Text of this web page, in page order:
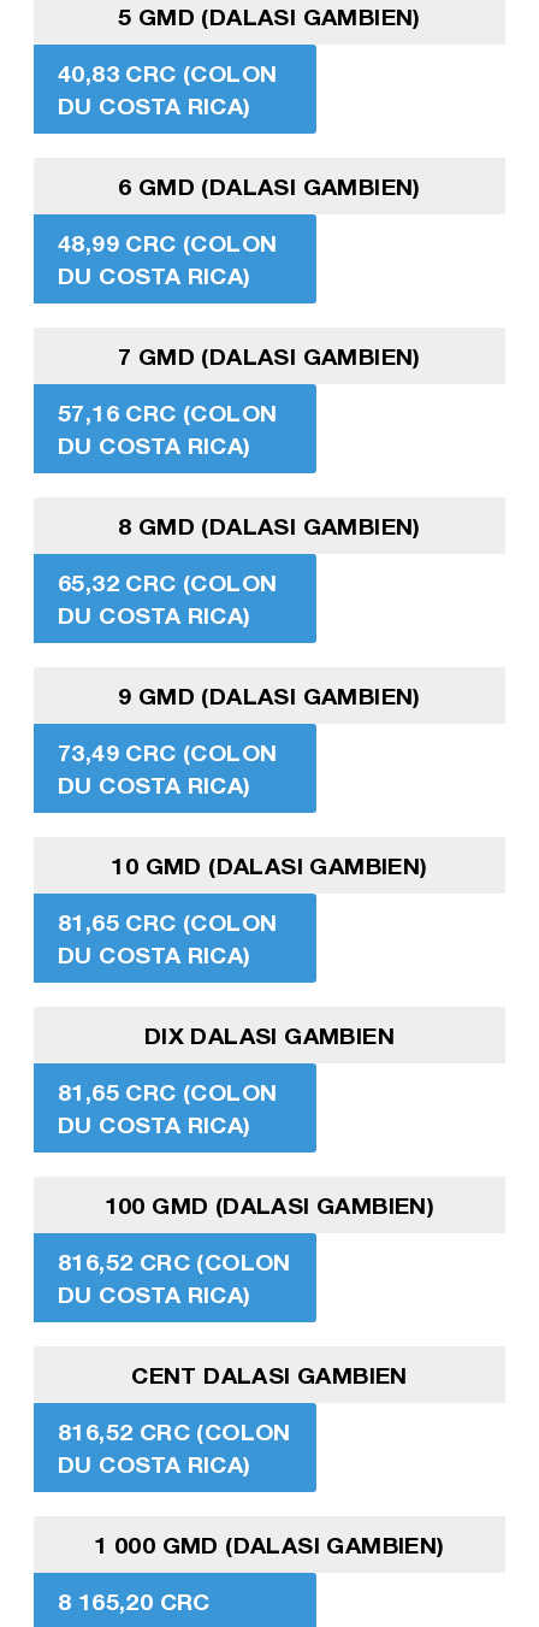
5 GMD (DALASI GAMBIEN)
40,83 CRC (COLON
DU COSTA RICA)
6 GMD (DALASI GAMBIEN)
48,99 CRC (COLON
DU COSTA RICA)
7 GMD (DALASI GAMBIEN)
57,16 CRC (COLON
DU COSTA RICA)
8 GMD (DALASI GAMBIEN)
65,32 CRC (COLON
DU COSTA RICA)
9 GMD (DALASI GAMBIEN)
73,49 CRC (COLON
DU COSTA RICA)
10 GMD (DALASI GAMBIEN)
81,65 CRC (COLON
DU COSTA RICA)
DIX DALASI GAMBIEN
81,65 CRC (COLON
DU COSTA RICA)
100 GMD (DALASI GAMBIEN)
816,52 CRC (COLON
DU COSTA RICA)
CENT DALASI GAMBIEN
816,52 CRC (COLON
DU COSTA RICA)
1 000 GMD (DALASI GAMBIEN)
8 165,20 CRC